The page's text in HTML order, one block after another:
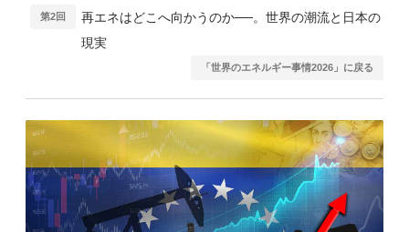
第2回
再エネはどこへ向かうのか──。世界の潮流と日本の
現実
「世界のエネルギー事情2026」に戻る